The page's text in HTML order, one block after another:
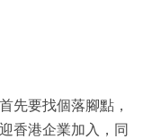
先要找個落腳點，
香港企業加入，同